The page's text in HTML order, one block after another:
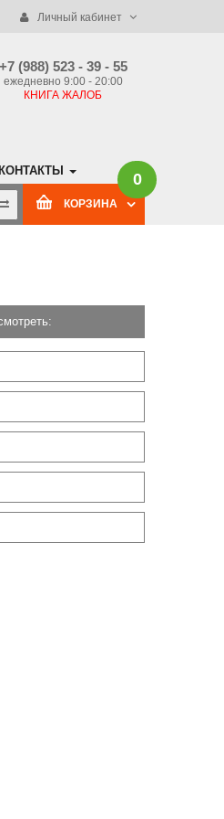
Личный кабинет
+7 (988) 523 - 39 - 55
ежедневно 9:00 - 20:00
КНИГА ЖАЛОБ
КОНТАКТЫ
КОРЗИНА
0